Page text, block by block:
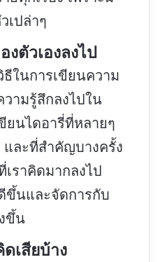
เปล่าๆ
ตัวเองลงไป
ในการเขียนความ
ามรู้สึกลงไปใน
ยนไดอารี่ที่หลายๆ
ละที่สำคัญบางครั้ง
เราคิดมากลงไป
ขึ้นและจัดการกับ
ขึ้น
เสียบ้าง